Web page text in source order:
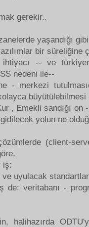
gerekir..
yaşandığı
bir süreliğine
ihtiyacı -- ve
nedeni ile--
- merkezi
, Emekli sandığı
yolun ne
(client-
iş:
uyulacak
de: veritabanı -
halihazırda